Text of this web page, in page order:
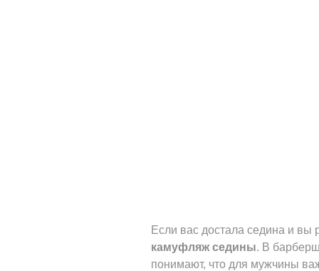
Если вас достала седина и вы
камуфляж седины. В
понимают, что для мужчины